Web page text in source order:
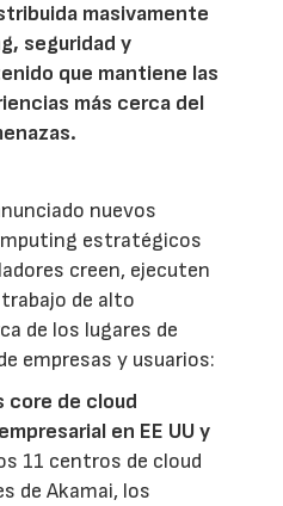
masivamente
seguridad y
que mantiene las
más cerca del
nuevos
estratégicos
creen, ejecuten
de alto
de los lugares de
empresas y usuarios:
core de cloud
en EE UU y
11 centros de cloud
de Akamai, los